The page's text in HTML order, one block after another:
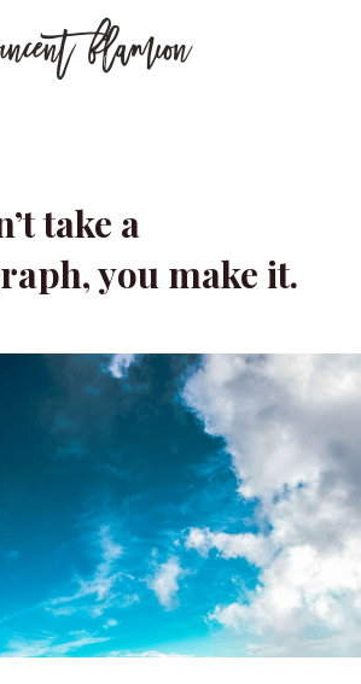
take a
you make it.